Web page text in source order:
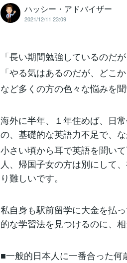
ハッシー・アドバイザー
2021/12/11 23:09
「長い期間勉強しているのだ
「やる気はあるのだが、どこ
など多くの方の色々な悩みを聞
海外に半年、１年住めば、日
の、基礎的な英語力不足で、
小さい頃から耳で英語を聞い
人、帰国子女の方は別にして
り難しいです。
私自身も駅前留学に大金を払
的な学習法を見つけるのに、
■一般的日本人に一番合った